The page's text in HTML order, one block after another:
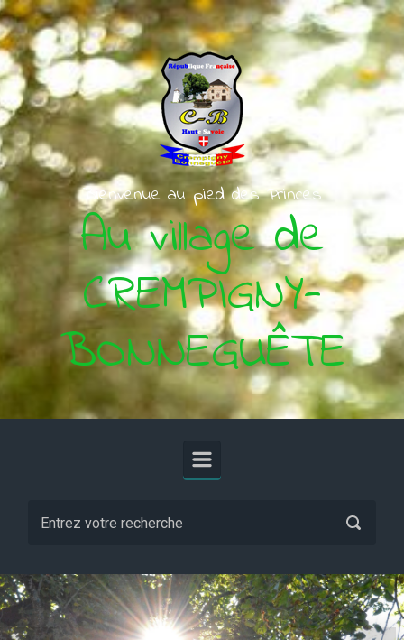
Skip to main content
Bienvenue au pied des Princes
Au village de
CREMPIGNY-
BONNEGUÊTE